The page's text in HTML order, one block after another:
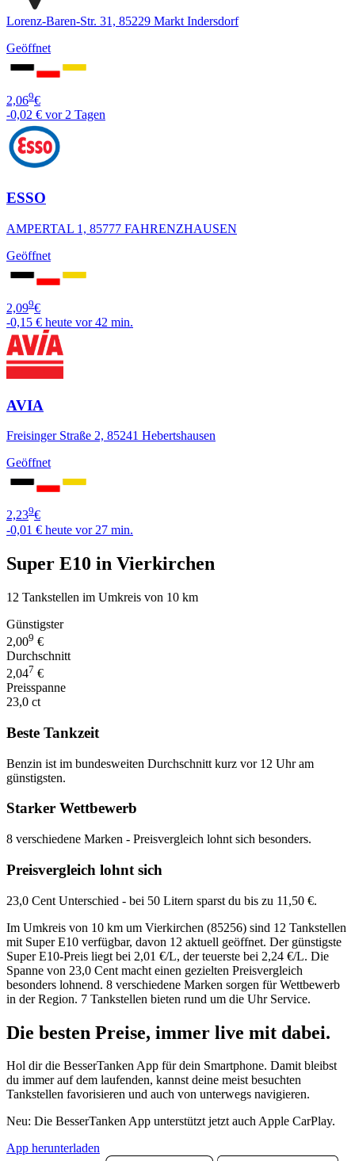
Lorenz-Baren-Str. 31, 85229 Markt Indersdorf
Geöffnet
2,069€
-0,02 € vor 2 Tagen
ESSO
AMPERTAL 1, 85777 FAHRENZHAUSEN
Geöffnet
2,099€
-0,15 € heute vor 42 min.
AVIA
Freisinger Straße 2, 85241 Hebertshausen
Geöffnet
2,239€
-0,01 € heute vor 27 min.
Super E10 in Vierkirchen
12 Tankstellen im Umkreis von 10 km
Günstigster
2,009 €
Durchschnitt
2,047 €
Preisspanne
23,0 ct
Beste Tankzeit
Benzin ist im bundesweiten Durchschnitt kurz vor 12 Uhr am
günstigsten.
Starker Wettbewerb
8 verschiedene Marken - Preisvergleich lohnt sich besonders.
Preisvergleich lohnt sich
23,0 Cent Unterschied - bei 50 Litern sparst du bis zu 11,50 €.
Im Umkreis von 10 km um Vierkirchen (85256) sind 12 Tankstellen
mit Super E10 verfügbar, davon 12 aktuell geöffnet. Der günstigste
Super E10-Preis liegt bei 2,01 €/L, der teuerste bei 2,24 €/L. Die
Spanne von 23,0 Cent macht einen gezielten Preisvergleich
besonders lohnend. 8 verschiedene Marken sorgen für Wettbewerb
in der Region. 7 Tankstellen bieten rund um die Uhr Service.
Die besten Preise, immer live mit dabei.
Hol dir die BesserTanken App für dein Smartphone. Damit bleibst
du immer auf dem laufenden, kannst deine meist besuchten
Tankstellen favorisieren und auch von unterwegs navigieren.
Neu: Die BesserTanken App unterstützt jetzt auch Apple CarPlay.
App herunterladen